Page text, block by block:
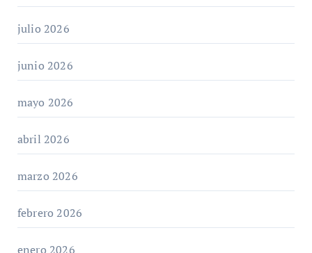
julio 2026
junio 2026
mayo 2026
abril 2026
marzo 2026
febrero 2026
enero 2026